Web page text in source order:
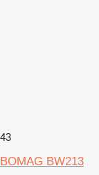
43
BOMAG BW213